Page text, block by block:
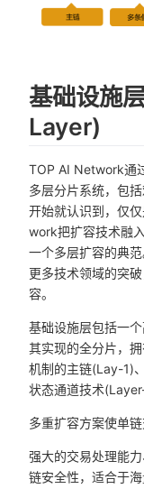
基础设施
Layer)
TOP AI Network通
多层分片系统，包
开始就认识到，仅
work把扩容技术融
一个多层扩容的典
更多技术领域的突
容。
基础设施层包括一
其实现的全分片，
机制的主链(Lay-1)
状态通道技术(Layer-
多重扩容方案使单
强大的交易处理能
链安全性，适合于海